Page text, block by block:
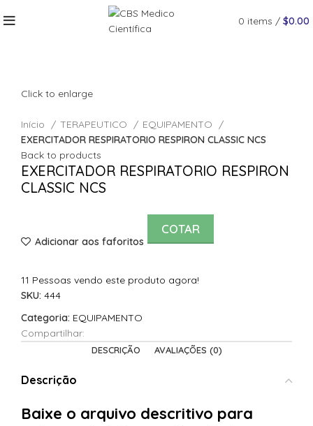
0 items / $0.00
Click to enlarge
Início TERAPEUTICO
EQUIPAMENTO
EXERCITADOR RESPIRATORIO RESPIRON CLASSIC NCS
Back to products
EXERCITADOR RESPIRATORIO RESPIRON
CLASSIC NCS
Adicionar aos faforitos
COTAR
11 Pessoas vendo este produto agora!
SKU: 444
Categoria: EQUIPAMENTO
Compartilhar:
DESCRIÇÃO AVALIAÇÕES (0)
Descrição
Baixe o arquivo descritivo para